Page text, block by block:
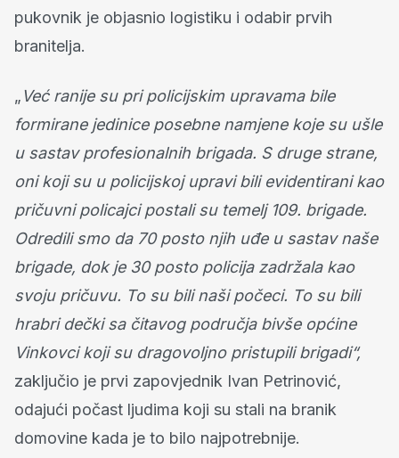
pukovnik je objasnio logistiku i odabir prvih
branitelja.
„Već ranije su pri policijskim upravama bile
formirane jedinice posebne namjene koje su ušle
u sastav profesionalnih brigada. S druge strane,
oni koji su u policijskoj upravi bili evidentirani kao
pričuvni policajci postali su temelj 109. brigade.
Odredili smo da 70 posto njih uđe u sastav naše
brigade, dok je 30 posto policija zadržala kao
svoju pričuvu. To su bili naši počeci. To su bili
hrabri dečki sa čitavog područja bivše općine
Vinkovci koji su dragovoljno pristupili brigadi“,
zaključio je prvi zapovjednik Ivan Petrinović,
odajući počast ljudima koji su stali na branik
domovine kada je to bilo najpotrebnije.